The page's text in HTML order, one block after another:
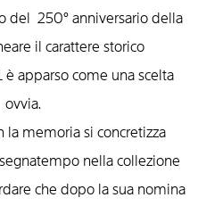
del 250° anniversario della
il carattere storico
è apparso come una scelta
ovvia.
la memoria si concretizza
nella collezione
che dopo la sua nomina